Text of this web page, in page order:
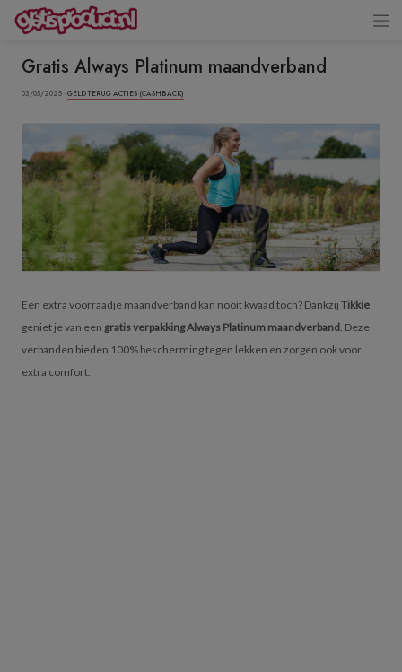
Gratis Always Platinum maandverband
03/05/2025 ·GELD TERUG ACTIES (CASHBACK)
Een extra voorraadje maandverband kan nooit kwaad toch? Dankzij Tikkie
geniet je van een gratis verpakking Always Platinum maandverband. Deze
verbanden bieden 100% bescherming tegen lekken en zorgen ook voor
extra comfort.